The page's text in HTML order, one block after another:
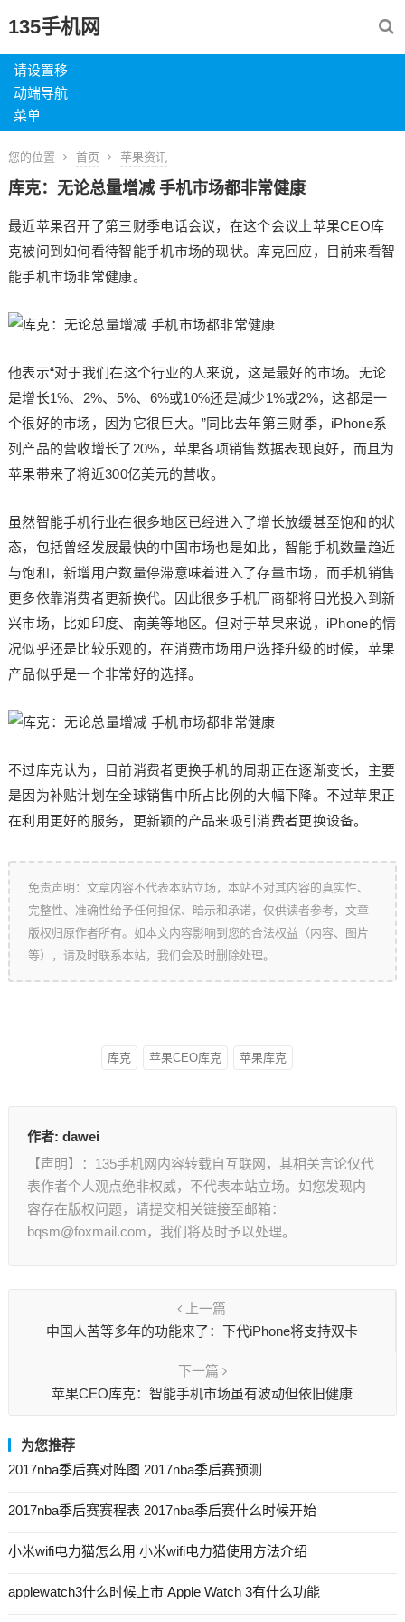
135手机网
请设置移
动端导航
菜单
您的位置 首页 苹果资讯
库克：无论总量增减 手机市场都非常健康
最近苹果召开了第三财季电话会议，在这个会议上苹果CEO库
克被问到如何看待智能手机市场的现状。库克回应，目前来看智
能手机市场非常健康。
他表示“对于我们在这个行业的人来说，这是最好的市场。无论
是增长1%、2%、5%、6%或10%还是减少1%或2%，这都是一
个很好的市场，因为它很巨大。”同比去年第三财季，iPhone系
列产品的营收增长了20%，苹果各项销售数据表现良好，而且为
苹果带来了将近300亿美元的营收。
虽然智能手机行业在很多地区已经进入了增长放缓甚至饱和的状
态，包括曾经发展最快的中国市场也是如此，智能手机数量趋近
与饱和，新增用户数量停滞意味着进入了存量市场，而手机销售
更多依靠消费者更新换代。因此很多手机厂商都将目光投入到新
兴市场，比如印度、南美等地区。但对于苹果来说，iPhone的情
况似乎还是比较乐观的，在消费市场用户选择升级的时候，苹果
产品似乎是一个非常好的选择。
不过库克认为，目前消费者更换手机的周期正在逐渐变长，主要
是因为补贴计划在全球销售中所占比例的大幅下降。不过苹果正
在利用更好的服务，更新颖的产品来吸引消费者更换设备。
免责声明：文章内容不代表本站立场，本站不对其内容的真实性、
完整性、准确性给予任何担保、暗示和承诺，仅供读者参考，文章
版权归原作者所有。如本文内容影响到您的合法权益（内容、图片
等），请及时联系本站，我们会及时删除处理。
库克 苹果CEO库克 苹果库克
作者: dawei
【声明】：135手机网内容转载自互联网，其相关言论仅代
表作者个人观点绝非权威，不代表本站立场。如您发现内
容存在版权问题，请提交相关链接至邮箱：
bqsm@foxmail.com，我们将及时予以处理。
上一篇
中国人苦等多年的功能来了：下代iPhone将支持双卡
下一篇
苹果CEO库克：智能手机市场虽有波动但依旧健康
为您推荐
2017nba季后赛对阵图 2017nba季后赛预测
2017nba季后赛赛程表 2017nba季后赛什么时候开始
小米wifi电力猫怎么用 小米wifi电力猫使用方法介绍
applewatch3什么时候上市 Apple Watch 3有什么功能